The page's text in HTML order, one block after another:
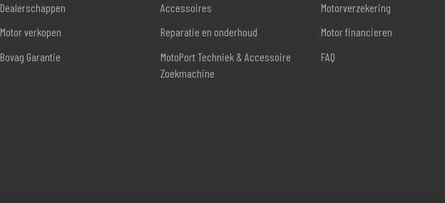
Dealerschappen
Motor verkopen
Bovag Garantie
Accessoires
Reparatie en onderhoud
MotoPort Techniek & Accessoire
Zoekmachine
Motorverzekering
Motor financieren
FAQ